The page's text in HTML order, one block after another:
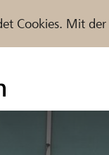
Cookies. Mit
& Support